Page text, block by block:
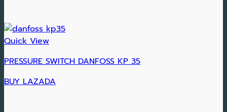
Quick View
PRESSURE SWITCH DANFOSS KP 35
BUY LAZADA